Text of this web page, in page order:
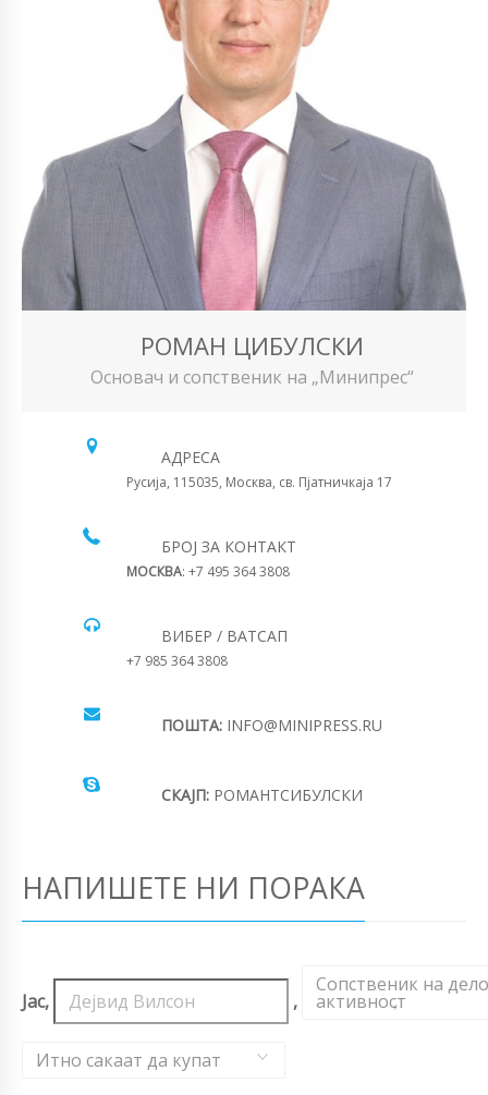
РОМАН ЦИБУЛСКИ
Основач и сопственик на „Минипрес“
АДРЕСА
Русија, 115035, Москва, св. Пјатничкаја 17
БРОЈ ЗА КОНТАКТ
МОСКВА: +7 495 364 3808
ВИБЕР / ВАТСАП
+7 985 364 3808
ПОШТА: INFO@MINIPRESS.RU
СКАЈП: РОМАНТСИБУЛСКИ
НАПИШЕТЕ НИ ПОРАКА
Јас, ,
Сопственик на
активност
,
Итно сакаат да купат